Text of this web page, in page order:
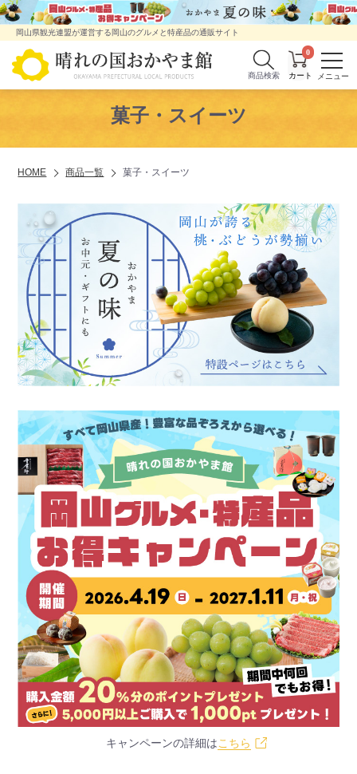
岡山県観光連盟が運営する岡山のグルメと特産品の通販サイト
商品検索
0
菓子・スイーツ
HOME 商品一覧 菓子・スイーツ
キャンペーンの詳細はこちら